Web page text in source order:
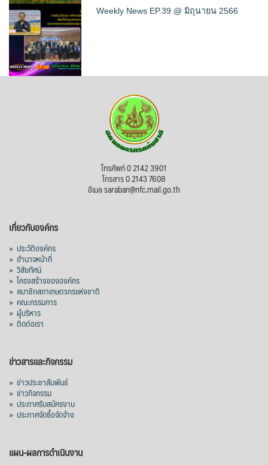
Weekly News EP.39 @ มิถุนายน 2566
โทรศัพท์ 0 2142 3901
โทรสาร 0 2143 7608
อีเมล saraban@nfc.mail.go.th
เกี่ยวกับองค์กร
» ประวัติองค์กร
» อำนาจหน้าที่
» วิสัยทัศน์
» โครงสร้างขององค์กร
» สมาชิกสภาเกษตรกรแห่งชาติ
» คณะกรรมการ
» ผู้บริหาร
» ติดต่อเรา
ข่าวสารและกิจกรรม
» ข่าวประชาสัมพันธ์
» ข่าวกิจกรรม
» ประกาศรับสมัครงาน
» ประกาศจัดซื้อจัดจ้าง
แผน-ผลการดำเนินงาน